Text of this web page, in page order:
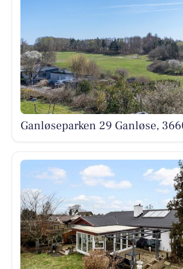
Ganløseparken 29 Ganløse,